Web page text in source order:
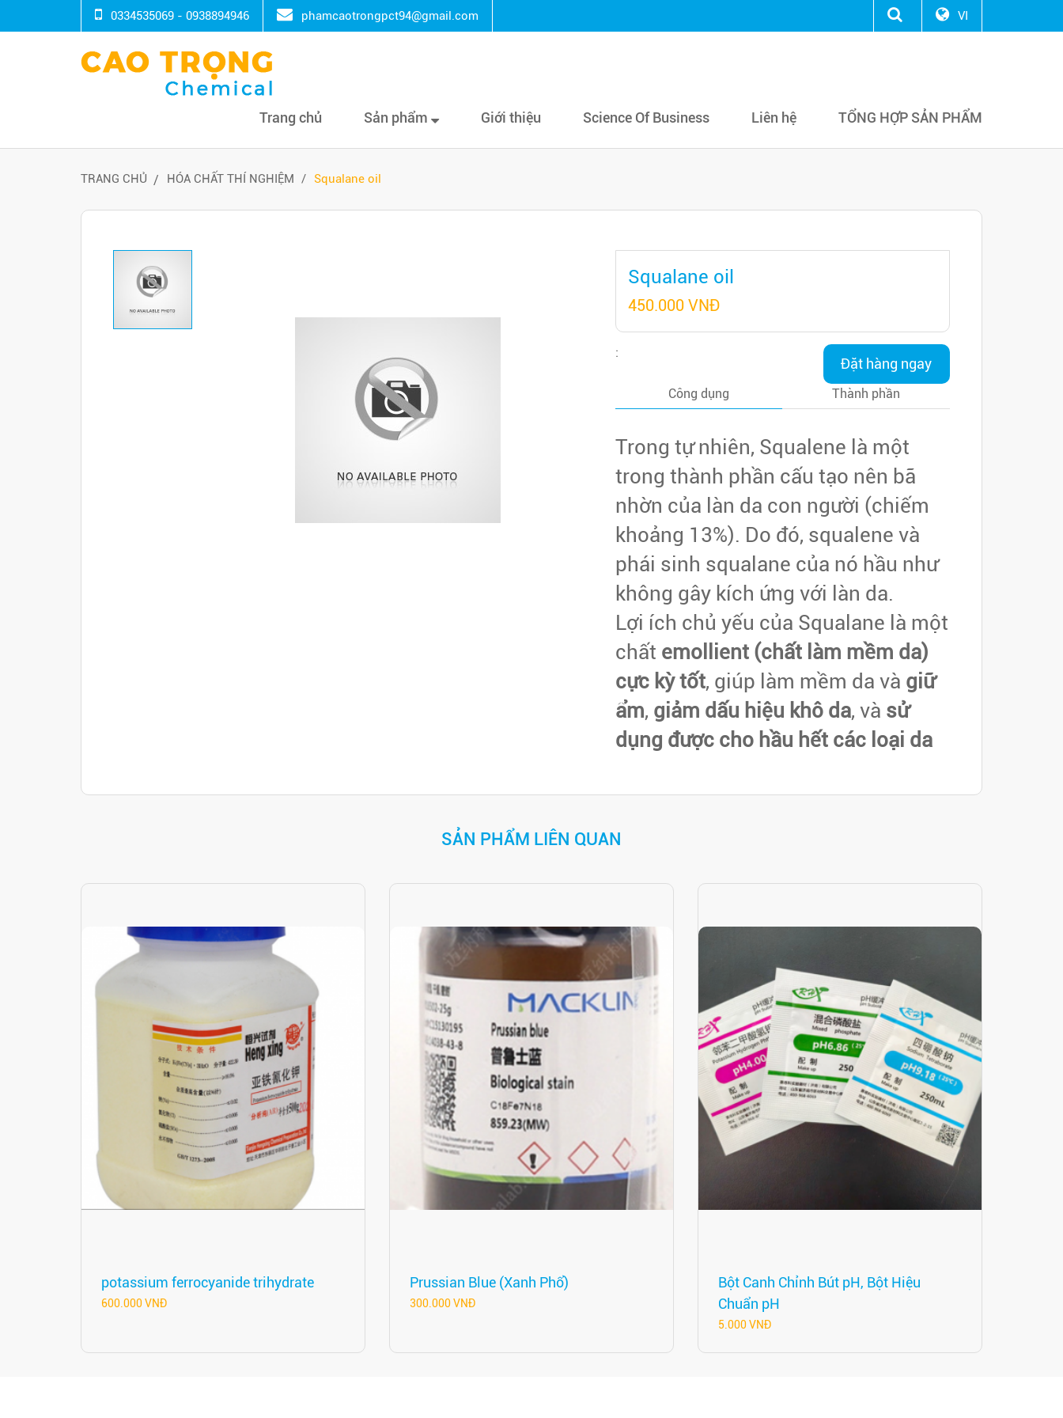
0334535069 - 0938894946 phamcaotrongpct94@gmail.com VI
Trang chủ Sản phẩm Giới thiệu Science Of Business Liên hệ TỔNG HỢP SẢN PHẨM
TRANG CHỦ HÓA CHẤT THÍ NGHIỆM Squalane oil
Squalane oil
450.000 VNĐ
Đặt hàng ngay
:
Công dụng Thành phần
Trong tự nhiên, Squalene là một
trong thành phần cấu tạo nên bã
nhờn của làn da con người (chiếm
khoảng 13%). Do đó, squalene và
phái sinh squalane của nó hầu như
không gây kích ứng với làn da.
Lợi ích chủ yếu của Squalane là một
chất emollient (chất làm mềm da)
cực kỳ tốt, giúp làm mềm da và giữ
ẩm, giảm dấu hiệu khô da, và sử
dụng được cho hầu hết các loại da
SẢN PHẨM LIÊN QUAN
potassium ferrocyanide trihydrate
600.000 VNĐ
Prussian Blue (Xanh Phổ)
300.000 VNĐ
Bột Canh Chỉnh Bút pH, Bột Hiệu
Chuẩn pH
5.000 VNĐ